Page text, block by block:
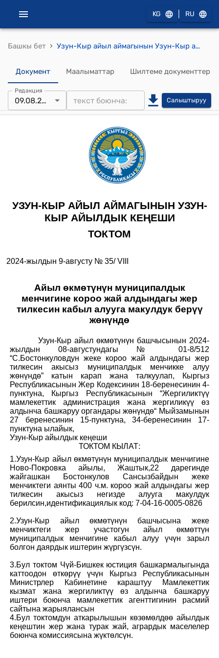
KG RU
Башкы бет › Узун-Кыр айыл аймагынын Узун-Кыр айылдык кеңешинин 2024-жылдын 9-августу № 35/ VIII "Айыл өкмөтүнүн муниципалдык менчигине короо жай алдындагы жер тилкесин кабыл алууга макулдук берүү жөнүндө" токтому
Документ Маалыматтар Шилтеме документтер
Редакция
09.08.2024 Салыштыруу